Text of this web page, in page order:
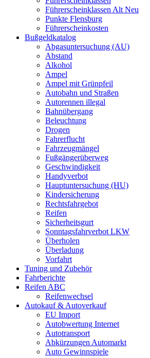
Führerscheinklassen Alt Neu
Punkte Flensburg
Führerscheinkosten
Bußgeldkatalog
Abgasuntersuchung (AU)
Abstand
Alkohol
Ampel
Ampel mit Grünpfeil
Autobahn und Straßen
Autorennen illegal
Bahnübergang
Beleuchtung
Drogen
Fahrerflucht
Fahrzeugmängel
Fußgängerüberweg
Geschwindigkeit
Handyverbot
Hauptuntersuchung (HU)
Kindersicherung
Rechtsfahrgebot
Reifen
Sicherheitsgurt
Sonntagsfahrverbot LKW
Überholen
Überladung
Vorfahrt
Tuning und Zubehör
Fahrberichte
Reifen ABC
Reifenwechsel
Autokauf & Autoverkauf
EU Import
Autobwertung Internet
Autotransport
Abkürzungen Automarkt
Auto Gewinnspiele